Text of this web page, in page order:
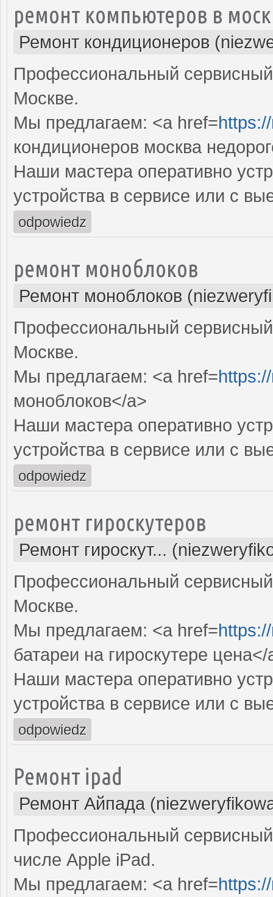
ремонт компьютеров в
Ремонт кондиционеров
Профессиональный
Москве.
Мы предлагаем: <a href=
кондиционеров москва
Наши мастера оперативно
устройства в сервисе или с
odpowiedz
ремонт моноблоков
Ремонт моноблоков
Профессиональный
Москве.
Мы предлагаем: <a href=
моноблоков</a>
Наши мастера оперативно
устройства в сервисе или с
odpowiedz
ремонт гироскутеров
Ремонт гироскут...
Профессиональный сервисный
Москве.
Мы предлагаем: <a href=
батареи на гироскутере цена</
Наши мастера оперативно
устройства в сервисе или с
odpowiedz
Ремонт ipad
Ремонт Айпада
Профессиональный
числе Apple iPad.
Мы предлагаем: <a href=